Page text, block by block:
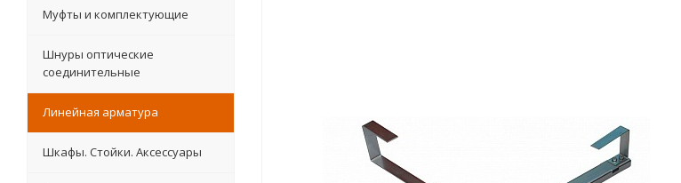
Муфты и комплектующие
Шнуры оптические
соединительные
Линейная арматура
Шкафы. Стойки. Аксесcуары